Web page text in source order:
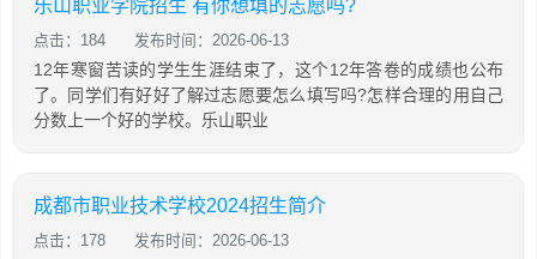
乐山职业学院招生 有你想填的志愿吗?
点击：184 发布时间：2026-06-13
12年寒窗苦读的学生生涯结束了，这个12年答卷的成绩也公布
了。同学们有好好了解过志愿要怎么填写吗?怎样合理的用自己
分数上一个好的学校。乐山职业
成都市职业技术学校2024招生简介
点击：178 发布时间：2026-06-13